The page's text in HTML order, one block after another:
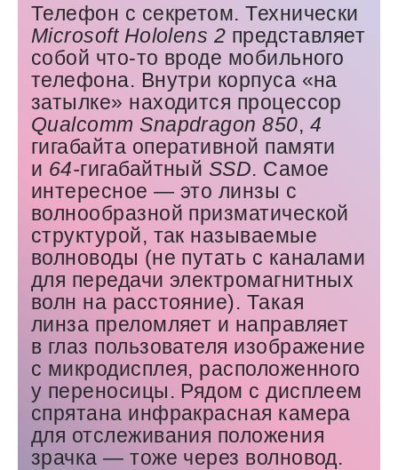
Телефон с секретом. Технически
Microsoft Hololens 2 представляет
собой что-то вроде мобильного
телефона. Внутри корпуса «на
затылке» находится процессор
QualcommSnapdragon 850, 4
гигабайта оперативной памяти
и 64-гигабайтный SSD. Самое
интересное — ​это линзы с
волнообразной призматической
структурой, так называемые
волноводы (не путать с каналами
для передачи электромагнитных
волн на расстояние). Такая
линза преломляет и направляет
в глаз пользователя изображение
с микродисплея, расположенного
у переносицы. Рядом с дисплеем
спрятана инфракрасная камера
для отслеживания положения
зрачка — ​тоже через волновод.